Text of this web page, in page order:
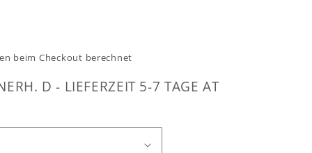
beim Checkout berechnet
D - LIEFERZEIT 5-7 TAGE AT